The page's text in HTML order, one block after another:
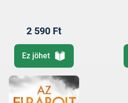
2 590 Ft
Ez jöhet